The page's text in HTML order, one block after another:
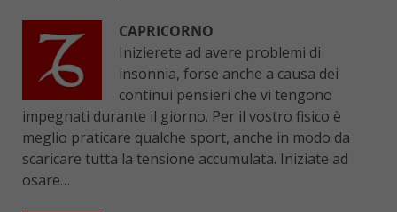
CAPRICORNO
Inizierete ad avere problemi di
insonnia, forse anche a causa dei
continui pensieri che vi tengono
impegnati durante il giorno. Per il vostro fisico è
meglio praticare qualche sport, anche in modo da
scaricare tutta la tensione accumulata. Iniziate ad
osare…